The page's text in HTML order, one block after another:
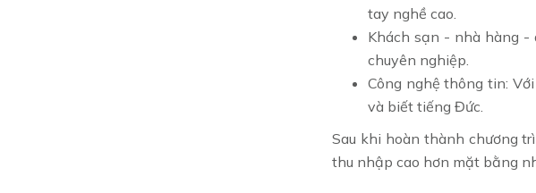
tay nghề cao.
Khách sạn - nhà hàng -
chuyên nghiệp.
Công nghệ thông tin:
và biết tiếng Đức.
Sau khi hoàn thành chương
thu nhập cao hơn mặt bằng